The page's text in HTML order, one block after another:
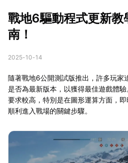
戰地6驅動程式更新教
南！
2025-10-14
隨著戰地6公開測試版推出，許多玩家
是否為最新版本，以獲得最佳遊戲體
要求較高，特別是在圖形運算方面，
順利進入戰場的關鍵步驟。